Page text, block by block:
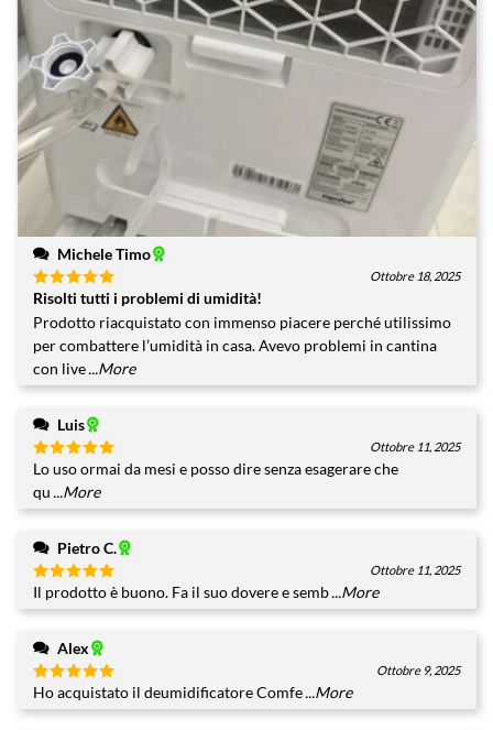
Michele Timo
Valutato5
su 5
Ottobre 18, 2025
Risolti tutti i problemi di umidità!
Prodotto riacquistato con immenso piacere perché utilissimo
per combattere l’umidità in casa. Avevo problemi in cantina
con live...More
Luis
Valutato5
Ottobre 11, 2025
Lo uso ormai da mesi e posso dire senza esagerare che
qu ...More
Pietro C.
Valutato5
su 5
Ottobre 11, 2025
Il prodotto è buono. Fa il suo dovere e semb...More
Alex
Valutato5
su 5
Ottobre 9, 2025
Ho acquistato il deumidificatore Comfe...More